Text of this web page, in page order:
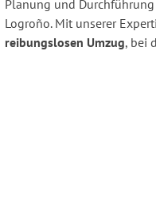
Planung und
Logroño. Mit unserer
reibungslosen Umzug, bei